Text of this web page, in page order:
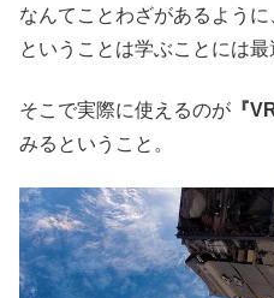
なんてことわざがあるよう
ということは学ぶことには最
そこで実際に使えるのが 『
みるということ。